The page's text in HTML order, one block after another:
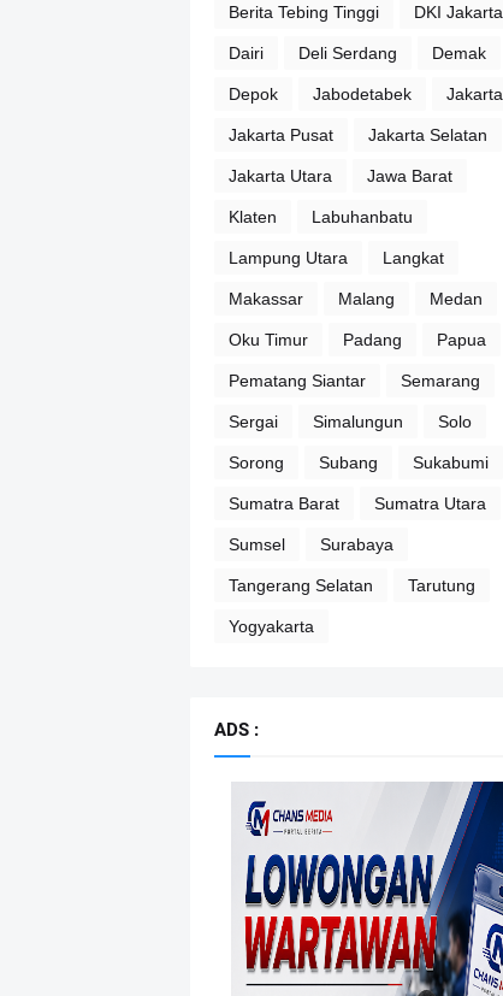
Berita Tebing Tinggi DKI Jakarta
Dairi Deli Serdang Demak
Depok Jabodetabek Jakarta
Jakarta Pusat Jakarta Selatan
Jakarta Utara Jawa Barat
Klaten Labuhanbatu
Lampung Utara Langkat
Makassar Malang Medan
Oku Timur Padang Papua
Pematang Siantar Semarang
Sergai Simalungun Solo
Sorong Subang Sukabumi
Sumatra Barat Sumatra Utara
Sumsel Surabaya
Tangerang Selatan Tarutung
Yogyakarta
ADS :